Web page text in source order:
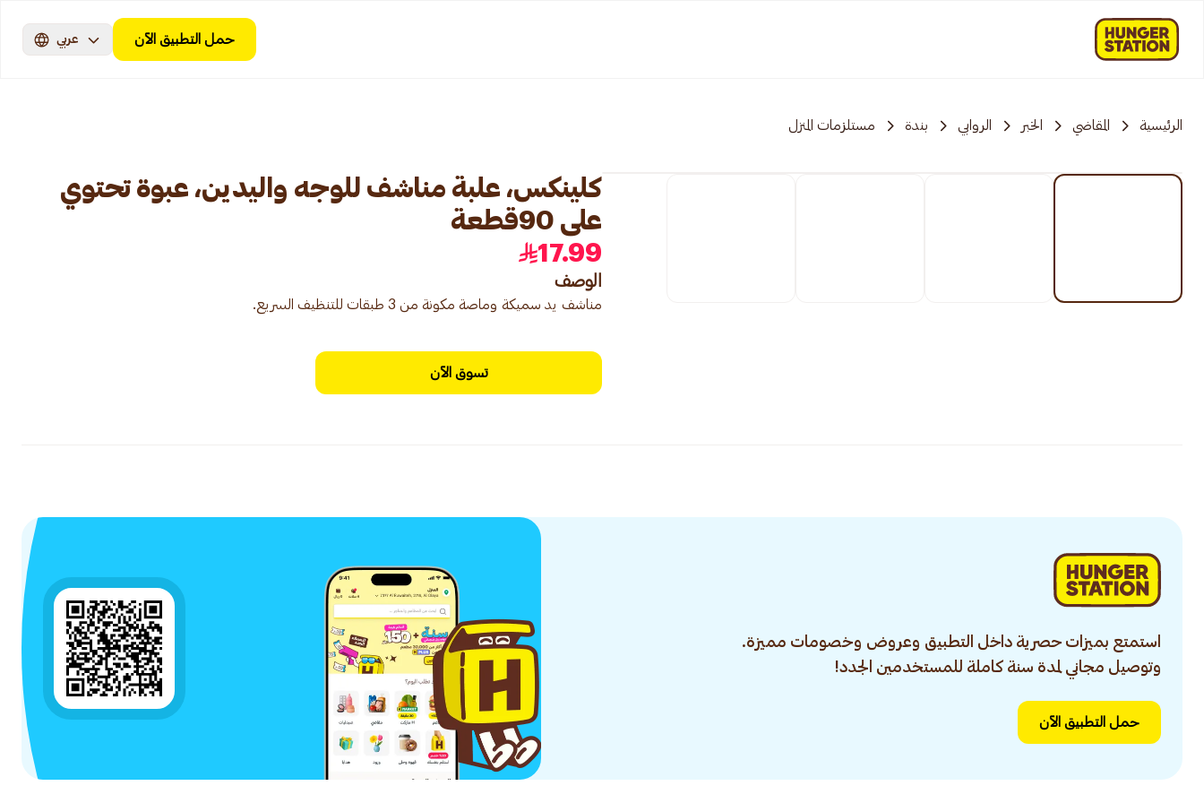
حمل التطبيق الآن عربي
الرئيسية المقاضي الخبر الروابي بندة مستلزمات المنزل
كلينكس، علبة مناشف للوجه واليدين، عبوة تحتوي
على 90قطعة
17.99
الوصف
مناشف يد سميكة وماصة مكونة من 3 طبقات للتنظيف السريع.
تسوق الآن
استمتع بميزات حصرية داخل التطبيق وعروض وخصومات مميزة.
وتوصيل مجاني لمدة سنة كاملة للمستخدمين الجدد!
حمل التطبيق الآن